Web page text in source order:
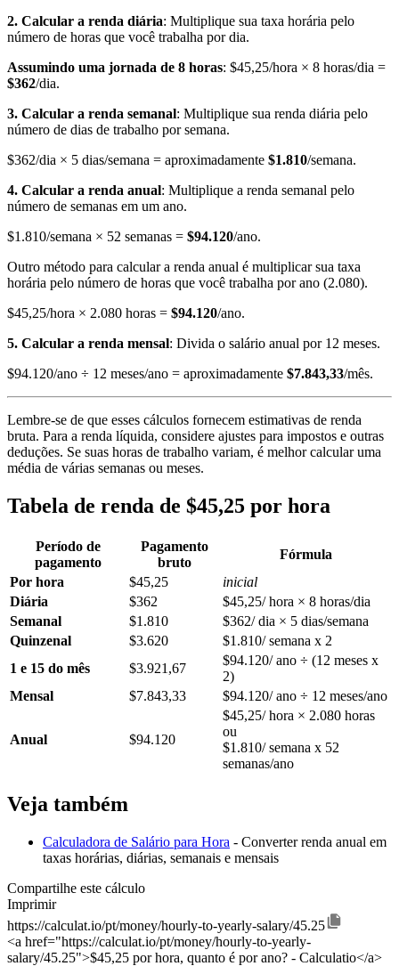
2. Calcular a renda diária: Multiplique sua taxa horária pelo
número de horas que você trabalha por dia.
Assumindo uma jornada de 8 horas: $45,25/hora × 8 horas/dia =
$362/dia.
3. Calcular a renda semanal: Multiplique sua renda diária pelo
número de dias de trabalho por semana.
$362/dia × 5 dias/semana = aproximadamente $1.810/semana.
4. Calcular a renda anual: Multiplique a renda semanal pelo
número de semanas em um ano.
$1.810/semana × 52 semanas = $94.120/ano.
Outro método para calcular a renda anual é multiplicar sua taxa
horária pelo número de horas que você trabalha por ano (2.080).
$45,25/hora × 2.080 horas = $94.120/ano.
5. Calcular a renda mensal: Divida o salário anual por 12 meses.
$94.120/ano ÷ 12 meses/ano = aproximadamente $7.843,33/mês.
Lembre-se de que esses cálculos fornecem estimativas de renda
bruta. Para a renda líquida, considere ajustes para impostos e outras
deduções. Se suas horas de trabalho variam, é melhor calcular uma
média de várias semanas ou meses.
Tabela de renda de $45,25 por hora
Período de
pagamento
Pagamento
bruto
Fórmula
Por hora
$45,25
inicial
Diária
$362
$45,25/ hora × 8 horas/dia
Semanal
$1.810
$362/ dia × 5 dias/semana
Quinzenal
$3.620
$1.810/ semana x 2
1 e 15 do mês
$3.921,67
$94.120/ ano ÷ (12 meses x
2)
Mensal
$7.843,33 $94.120/ ano ÷ 12 meses/ano
Anual $94.120
$45,25/ hora × 2.080 horas
ou
$1.810/ semana x 52
semanas/ano
Veja também
Calculadora de Salário para Hora - Converter renda anual em
taxas horárias, diárias, semanais e mensais
Compartilhe este cálculo
Imprimir
https://calculat.io/pt/money/hourly-to-yearly-salary/45.25
<a href="https://calculat.io/pt/money/hourly-to-yearly-
salary/45.25">$45,25 por hora, quanto é por ano? - Calculatio</a>